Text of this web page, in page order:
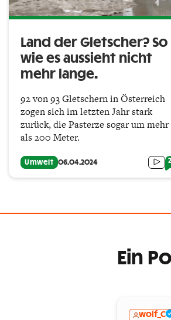
Land der Gletscher? So
wie es aussieht nicht
mehr lange.
92 von 93 Gletschern in Österreich
zogen sich im letzten Jahr stark
zurück, die Pasterze sogar um mehr
als 200 Meter.
Umwelt 06.04.2024
Ein
wolf_C